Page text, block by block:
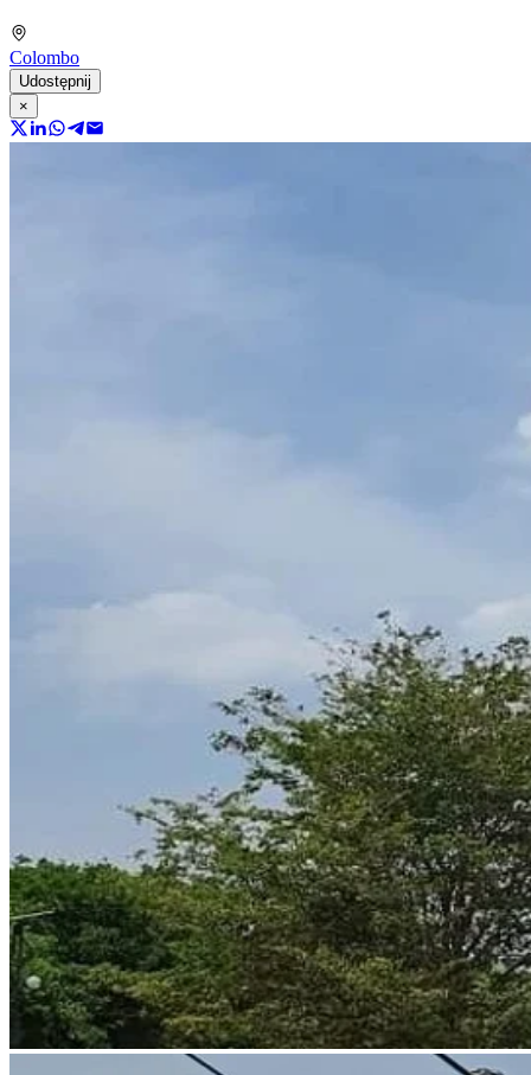
Colombo
Udostępnij
×